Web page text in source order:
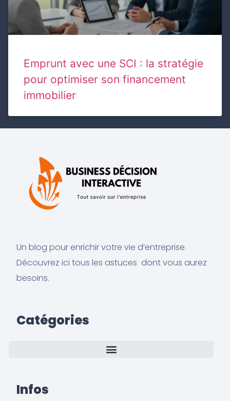
Emprunt avec une SCI : la stratégie
pour optimiser son financement
immobilier
Un blog pour enrichir votre vie d’entreprise.
Découvrez ici tous les astuces dont vous aurez
besoins.
Catégories
Infos